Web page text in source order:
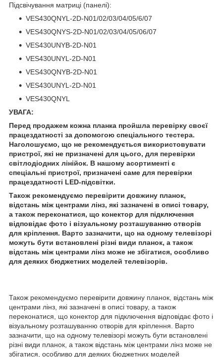
Підсвічування матриці (панелі):
VES430QNYL-2D-N01/02/03/04/05/6/07
VES430QNYS-2D-N01/02/03/04/05/06/07
VES430UNYB-2D-N01
VES430UNYL-2D-N01
VES430QNYB-2D-N01
VES430UNYL-2D-N01
VES430QNYL
УВАГА:
Перед продажем кожна планка пройшла перевірку своєї
працездатності за допомогою спеціального тестера.
Наголошуємо, що не рекомендується використовувати
пристрої, які не призначені для цього, для перевірки
світлодіодних лінійок. В нашому асортименті є
спеціальні пристрої, призначені саме для перевірки
працездатності LED-підсвітки.
Також рекомендуємо перевірити довжину планок,
відстань між центрами лінз, які зазначені в описі товару,
а також переконатися, що конектор для підключення
відповідає фото і візуальному розташуванню отворів
для кріплення. Варто зазначити, що на одному телевізорі
можуть бути встановлені різні види планок, а також
відстань між центрами лінз може не збігатися, особливо
для деяких бюджетних моделей телевізорів.
Також рекомендуємо перевірити довжину планок, відстань між
центрами лінз, які зазначені в описі товару, а також
переконатися, що конектор для підключення відповідає фото і
візуальному розташуванню отворів для кріплення. Варто
зазначити, що на одному телевізорі можуть бути встановлені
різні види планок, а також відстань між центрами лінз може не
збігатися, особливо для деяких бюджетних моделей